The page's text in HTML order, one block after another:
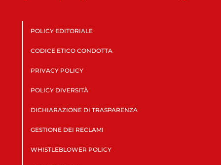
POLICY EDITORIALE
CODICE ETICO CONDOTTA
PRIVACY POLICY
POLICY DIVERSITÀ
DICHIARAZIONE DI TRASPARENZA
GESTIONE DEI RECLAMI
WHISTLEBLOWER POLICY